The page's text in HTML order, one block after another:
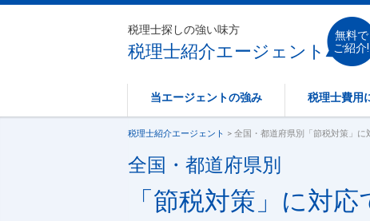
税理士探しの強い味方
税理士紹介エージェント
無料で
ご紹介!
当エージェントの強み 税理士費用
税理士紹介エージェント > 全国・都道府県別「節税対策」に
全国・都道府県別
「節税対策」に対